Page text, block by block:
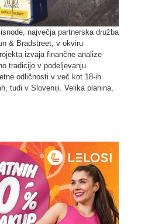
največja partnerska družba
& Bradstreet, v okviru
izvaja finančne analize
tradicijo v podeljevanju
odličnosti v več kot 18-ih
tudi v Sloveniji. Velika planina,